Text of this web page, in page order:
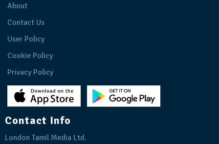
About
Contact Us
User Policy
Cookie Policy
Privacy Policy
Contact Info
London Tamil Media Ltd.